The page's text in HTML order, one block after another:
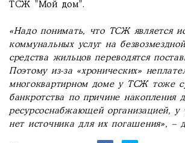
ТСЖ "Мой дом".
«Надо понимать, что ТСЖ является
коммунальных услуг на
средства жильцов переводятся
Поэтому из-за «хронических»
многоквартирном доме у ТСЖ тоже
банкротства по причине накопления
ресурсоснабжающей организацией, у
нет источника для их погашения», –